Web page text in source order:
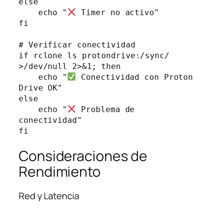
    echo "
Timer no activo"
fi
# Verificar conectividad
if rclone ls protondrive:/sync/
>/dev/null 2>&1; then
    echo "
Conectividad con Proton
Drive OK"
else
    echo "
Problema de
conectividad"
Consideraciones de
Rendimiento
Red y Latencia